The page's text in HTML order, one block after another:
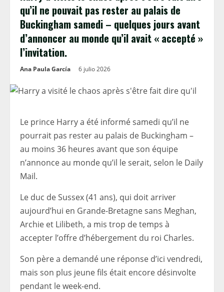
qu’il ne pouvait pas rester au palais de
Buckingham samedi – quelques jours avant
d’annoncer au monde qu’il avait « accepté »
l’invitation.
Ana Paula García 6 julio 2026
Le prince Harry a été informé samedi qu’il ne
pourrait pas rester au palais de Buckingham –
au moins 36 heures avant que son équipe
n’annonce au monde qu’il le serait, selon le Daily
Mail.
Le duc de Sussex (41 ans), qui doit arriver
aujourd’hui en Grande-Bretagne sans Meghan,
Archie et Lilibeth, a mis trop de temps à
accepter l’offre d’hébergement du roi Charles.
Son père a demandé une réponse d’ici vendredi,
mais son plus jeune fils était encore désinvolte
pendant le week-end.